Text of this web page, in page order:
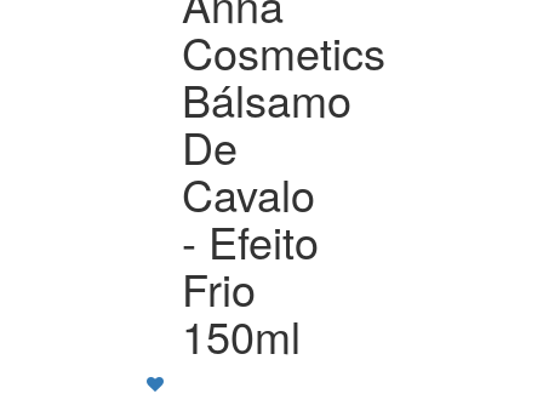
Cosmetics
Bálsamo
De
Cavalo
- Efeito
Frio
150ml